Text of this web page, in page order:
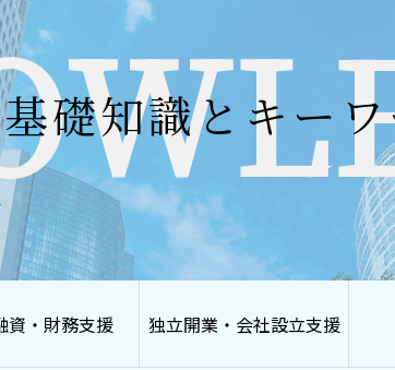
基礎知識とキーワ
資・財務支援 独立開業・会社設立支援